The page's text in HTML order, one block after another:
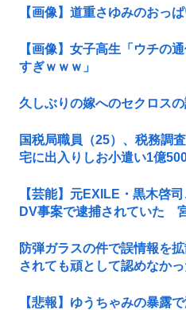
【画像】道重さゆみのおっ
【画像】女子高生「ウチの
すぎｗｗｗ」
久しぶりの嫁へのセクロス
国税局職員（25）、税務調
宅に出入りしお小遣い1億
【芸能】元EXILE・黒木啓
DV事案で逮捕されていた
防弾ガラスの件で誤情報を
されても頑として認めなか
【悲報】ゆうちゃみの暴露